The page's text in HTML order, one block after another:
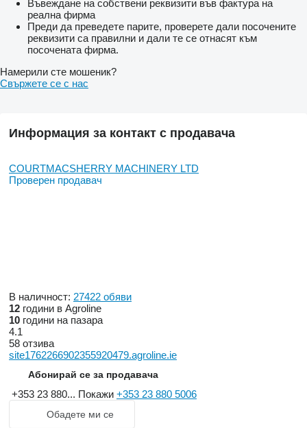
Въвеждане на собствени реквизити във фактура на
реална фирма
Преди да преведете парите, проверете дали посочените
реквизити са правилни и дали те се отнасят към
посочената фирма.
Намерили сте мошеник?
Свържете се с нас
Информация за контакт с продавача
COURTMACSHERRY MACHINERY LTD
Проверен продавач
В наличност: 27422 обяви
12 години в Agroline
10 години на пазара
4.1
58 отзива
site1762266902355920479.agroline.ie
Абонирай се за продавача
+353 23 880... Покажи +353 23 880 5006
Обадете ми се